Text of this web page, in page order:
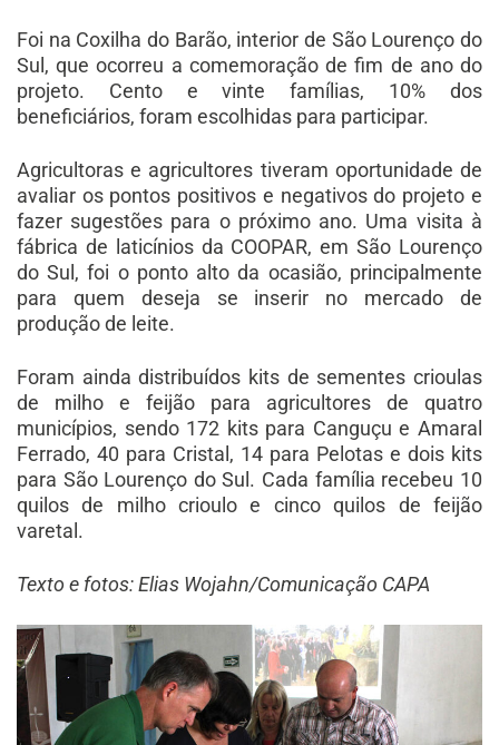
Foi na Coxilha do Barão, interior de São Lourenço do
Sul, que ocorreu a comemoração de fim de ano do
projeto. Cento e vinte famílias, 10% dos
beneficiários, foram escolhidas para participar.
Agricultoras e agricultores tiveram oportunidade de
avaliar os pontos positivos e negativos do projeto e
fazer sugestões para o próximo ano. Uma visita à
fábrica de laticínios da COOPAR, em São Lourenço
do Sul, foi o ponto alto da ocasião, principalmente
para quem deseja se inserir no mercado de
produção de leite.
Foram ainda distribuídos kits de sementes crioulas
de milho e feijão para agricultores de quatro
municípios, sendo 172 kits para Canguçu e Amaral
Ferrado, 40 para Cristal, 14 para Pelotas e dois kits
para São Lourenço do Sul. Cada família recebeu 10
quilos de milho crioulo e cinco quilos de feijão
varetal.
Texto e fotos: Elias Wojahn/Comunicação CAPA